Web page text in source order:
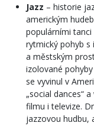
Jazz – historie
americkým
populárními tanci
rytmický pohyb s
a městským
izolované
se vyvinul v
„social dances“
filmu i televize.
jazzovou hudbu,